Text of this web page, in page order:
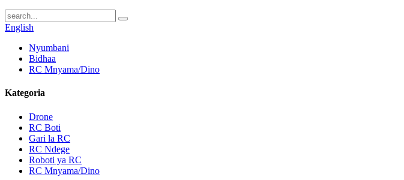
English
Nyumbani
Bidhaa
RC Mnyama/Dino
Kategoria
Drone
RC Boti
Gari la RC
RC Ndege
Roboti ya RC
RC Mnyama/Dino